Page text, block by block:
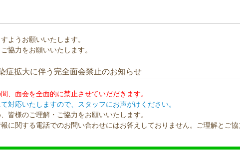
ようお願いいたします。
協力をお願いいたします。
拡大に伴う完全面会禁止のお知らせ
、面会を全面的に禁止させていだだきます。
対応いたしますので、スタッフにお声がけください。
皆様のご理解・ご協力をお願いいたします。
に関する電話でのお問い合わせにはお答えしておりません。ご理解とご協